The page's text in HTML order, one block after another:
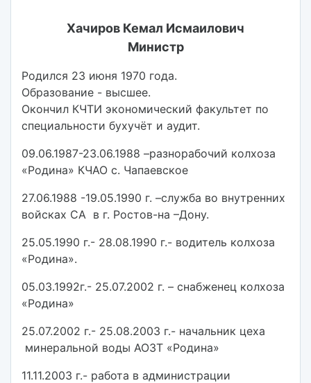
Хачиров Кемал Исмаилович
Министр
Родился 23 июня 1970 года.
Образование - высшее.
Окончил КЧТИ экономический факультет по
специальности бухучёт и аудит.
09.06.1987-23.06.1988 –разнорабочий колхоза
«Родина» КЧАО с. Чапаевское
27.06.1988 -19.05.1990 г. –служба во внутренних
войсках СА в г. Ростов-на –Дону.
25.05.1990 г.- 28.08.1990 г.- водитель колхоза
«Родина».
05.03.1992г.- 25.07.2002 г. – снабженец колхоза
«Родина»
25.07.2002 г.- 25.08.2003 г.- начальник цеха
минеральной воды АОЗТ «Родина»
11.11.2003 г.- работа в администрации